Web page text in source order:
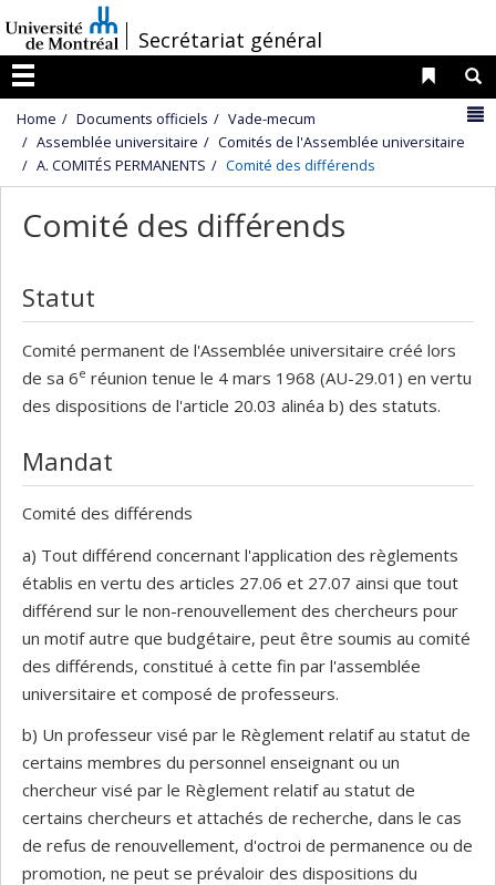
au
contenu
/
Secrétariat général
Menu
Liens
Home Documents officiels
Vade-mecum
Assemblée universitaire
Comités de l'Assemblée universitaire
A. COMITÉS PERMANENTS
Comité des différends
Comité des différends
Statut
Comité permanent de l'Assemblée universitaire créé lors
de sa 6e réunion tenue le 4 mars 1968 (AU-29.01) en vertu
des dispositions de l'article 20.03 alinéa b) des statuts.
Mandat
Comité des différends
a) Tout différend concernant l'application des règlements
établis en vertu des articles 27.06 et 27.07 ainsi que tout
différend sur le non-renouvellement des chercheurs pour
un motif autre que budgétaire, peut être soumis au comité
des différends, constitué à cette fin par l'assemblée
universitaire et composé de professeurs.
b) Un professeur visé par le Règlement relatif au statut de
certains membres du personnel enseignant ou un
chercheur visé par le Règlement relatif au statut de
certains chercheurs et attachés de recherche, dans le cas
de refus de renouvellement, d'octroi de permanence ou de
promotion, ne peut se prévaloir des dispositions du